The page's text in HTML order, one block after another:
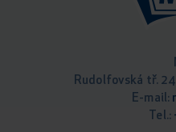
Rudolfovská tř.
E-mail:
Tel.: